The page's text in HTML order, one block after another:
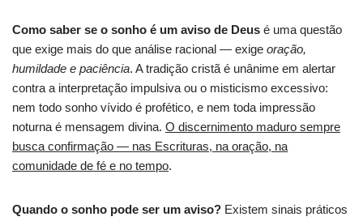
Como saber se o sonho é um aviso de Deus é uma questão
que exige mais do que análise racional — exige oração,
humildade e paciência. A tradição cristã é unânime em alertar
contra a interpretação impulsiva ou o misticismo excessivo:
nem todo sonho vívido é profético, e nem toda impressão
noturna é mensagem divina. O discernimento maduro sempre
busca confirmação — nas Escrituras, na oração, na
comunidade de fé e no tempo.
Quando o sonho pode ser um aviso? Existem sinais práticos